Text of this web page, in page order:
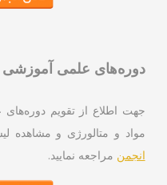
علمی آموزشی
اطلاع از تقویم دوره‌های
و متالورژی و مشاهده لیست
مراجعه نمایید.